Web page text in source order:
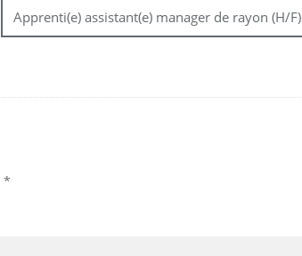
Apprenti(e) assistant(e) manager de rayon (H/F)
*